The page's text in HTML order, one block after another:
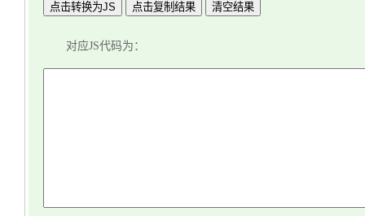
点击转换为JS 点击复制结果 清空结果
对应JS代码为：